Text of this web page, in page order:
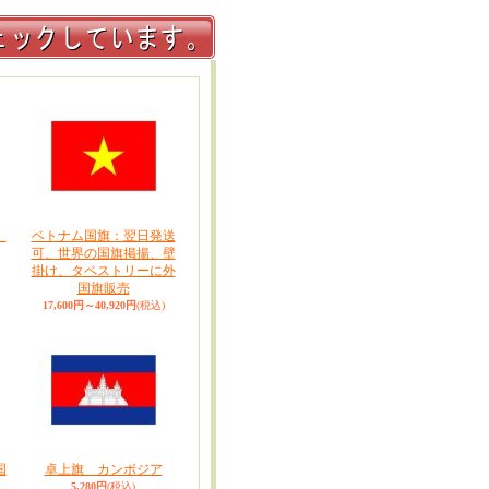
ベトナム国旗：翌日発送
可、世界の国旗掲揚、壁
掛け、タペストリーに外
国旗販売
17,600円～40,920円(税込)
卓上旗 カンボジア
5,280円(税込)